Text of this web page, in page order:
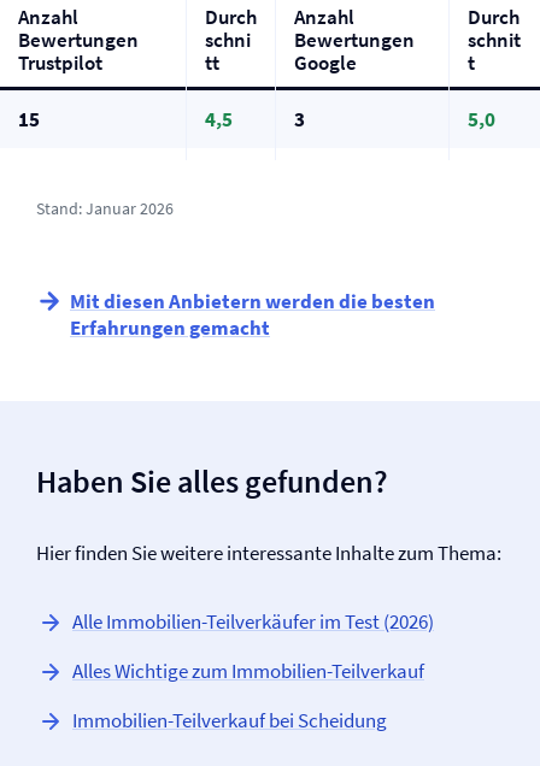
Anzahl
Bewertungen
Trustpilot
Durch
schni
tt
Anzahl
Bewertungen
Google
Durch
schnit
t
15 4,5 3 5,0
Stand: Januar 2026
Mit diesen Anbietern werden die besten
Erfahrungen gemacht
Haben Sie alles gefunden?
Hier finden Sie weitere interessante Inhalte zum Thema:
Alle Immobilien-Teilverkäufer im Test (2026)
Alles Wichtige zum Immobilien-Teilverkauf
Immobilien-Teilverkauf bei Scheidung